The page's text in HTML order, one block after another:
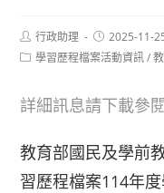
Post
author:
行政助理
Post
published:
2025-11-
Post學習歷程檔案活動資訊 /
詳細訊息請下載參
教育部國民及學前
習歷程檔案114年